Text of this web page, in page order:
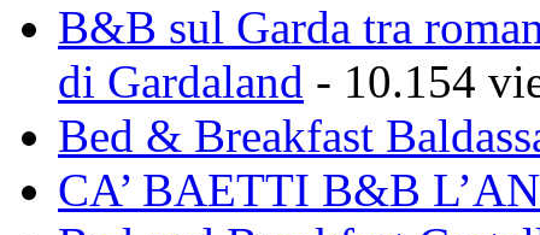
B&B sul Garda tra
di Gardaland - 10.154
Bed & Breakfast
CA’ BAETTI B&B